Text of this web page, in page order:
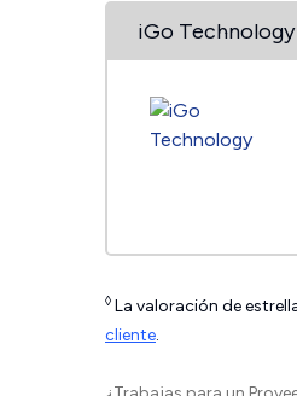
iGo Technology
◊ La valoración de
cliente.